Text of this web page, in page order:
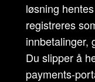
løsning
registreres
innbetalinger,
Du slipper å
payments-